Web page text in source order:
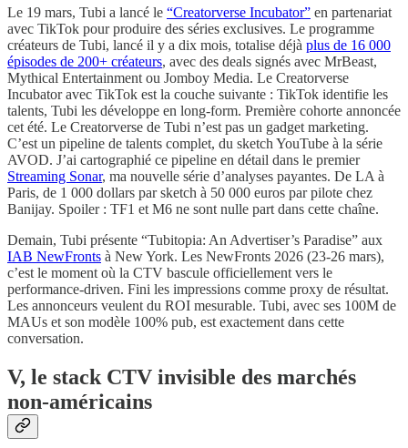
Le 19 mars, Tubi a lancé le “Creatorverse Incubator” en partenariat
avec TikTok pour produire des séries exclusives. Le programme
créateurs de Tubi, lancé il y a dix mois, totalise déjà plus de 16 000
épisodes de 200+ créateurs, avec des deals signés avec MrBeast,
Mythical Entertainment ou Jomboy Media. Le Creatorverse
Incubator avec TikTok est la couche suivante : TikTok identifie les
talents, Tubi les développe en long-form. Première cohorte annoncée
cet été. Le Creatorverse de Tubi n’est pas un gadget marketing.
C’est un pipeline de talents complet, du sketch YouTube à la série
AVOD. J’ai cartographié ce pipeline en détail dans le premier
Streaming Sonar, ma nouvelle série d’analyses payantes. De LA à
Paris, de 1 000 dollars par sketch à 50 000 euros par pilote chez
Banijay. Spoiler : TF1 et M6 ne sont nulle part dans cette chaîne.
Demain, Tubi présente “Tubitopia: An Advertiser’s Paradise” aux
IAB NewFronts à New York. Les NewFronts 2026 (23-26 mars),
c’est le moment où la CTV bascule officiellement vers le
performance-driven. Fini les impressions comme proxy de résultat.
Les annonceurs veulent du ROI mesurable. Tubi, avec ses 100M de
MAUs et son modèle 100% pub, est exactement dans cette
conversation.
V, le stack CTV invisible des marchés
non-américains